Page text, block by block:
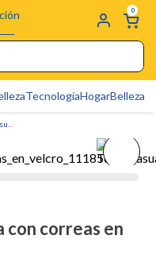
0
TecnologíaHogarBelleza
con correas en